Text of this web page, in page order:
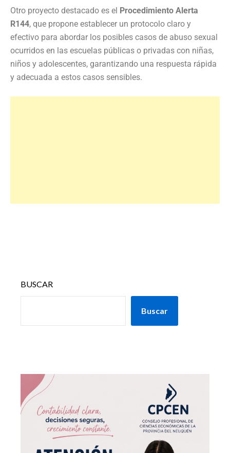
Otro proyecto destacado es el Procedimiento Alerta
R144, que propone establecer un protocolo claro y
efectivo para abordar los posibles casos de abuso sexual
ocurridos en las escuelas públicas o privadas con niñas,
niños y adolescentes, garantizando una respuesta rápida
y adecuada a estos casos sensibles.
BUSCAR
Buscar